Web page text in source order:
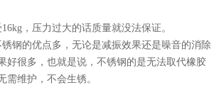
，压力过大的话质量就没法保证。
钢的优点多，无论是减振效果还是噪音的消除
好很多，也就是说，不锈钢的是无法取代橡胶
需维护，不会生锈。